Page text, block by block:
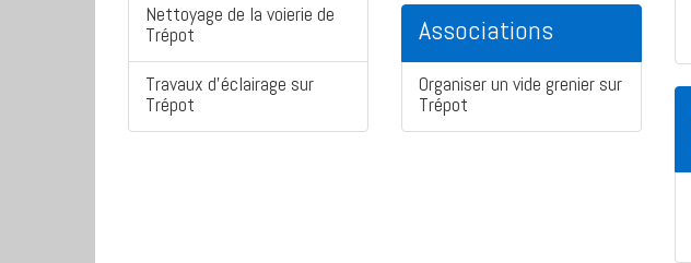
Nettoyage de la voierie de
Trépot
Travaux d'éclairage sur
Trépot
Associations
Organiser un vide grenier sur
Trépot